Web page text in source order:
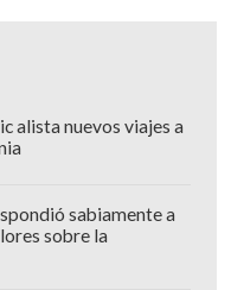
alista nuevos viajes a
sabiamente a
sobre la